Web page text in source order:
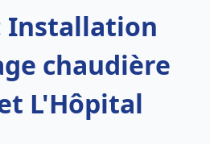
Installation
chaudière
L'Hôpital